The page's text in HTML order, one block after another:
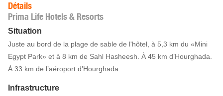
Détails
Prima Life Hotels & Resorts
Situation
Juste au bord de la plage de sable de l'hôtel, à 5,3 km du «Mini
Egypt Park» et à 8 km de Sahl Hasheesh. À 45 km d’Hourghada.
À 33 km de l’aéroport d’Hourghada.
Infrastructure